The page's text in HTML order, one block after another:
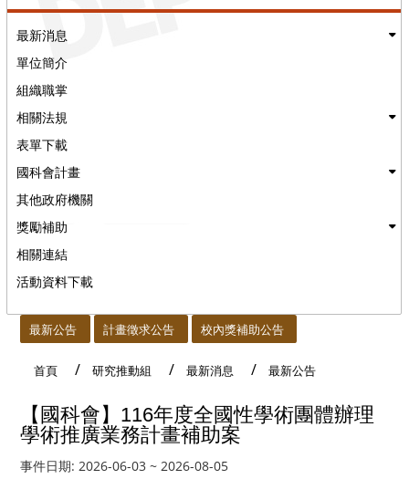
最新消息
單位簡介
組織職掌
相關法規
表單下載
國科會計畫
其他政府機關
獎勵補助
相關連結
活動資料下載
最新公告 計畫徵求公告 校內獎補助公告
首頁 研究推動組 最新消息 最新公告
【國科會】116年度全國性學術團體辦理
學術推廣業務計畫補助案
事件日期: 2026-06-03 ~ 2026-08-05